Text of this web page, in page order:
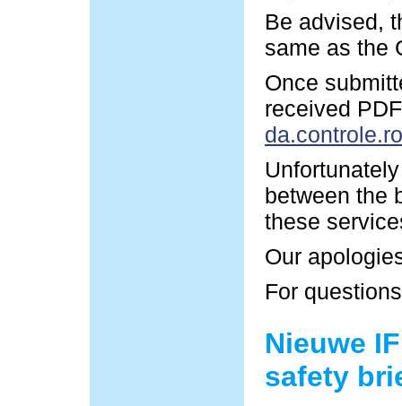
Be advised,
same as the
Once
received
between the
these
Our
For
Nieuwe
safety